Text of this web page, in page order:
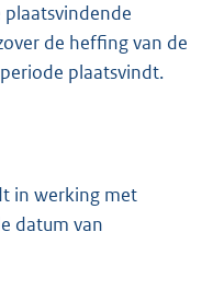
de heffing van de
plaatsvindt.
in werking met
datum van